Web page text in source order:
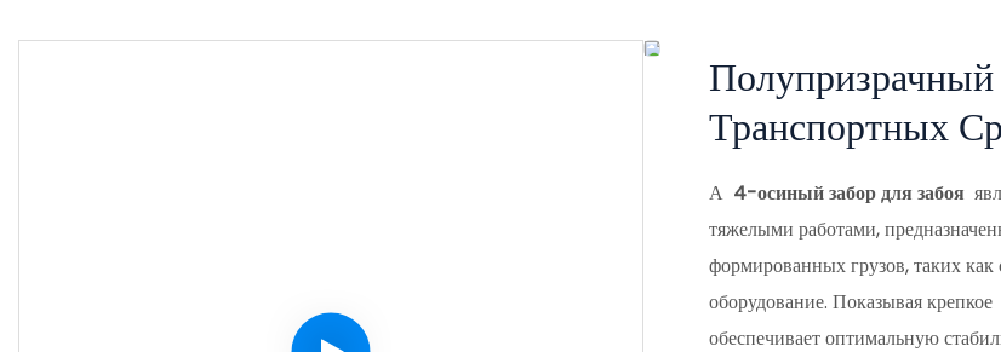
Транспортных
А 4-осиный забор для забоя
тяжелыми работами,
формированных грузов, таких
оборудование. Показывая крепкое
обеспечивает оптимальную